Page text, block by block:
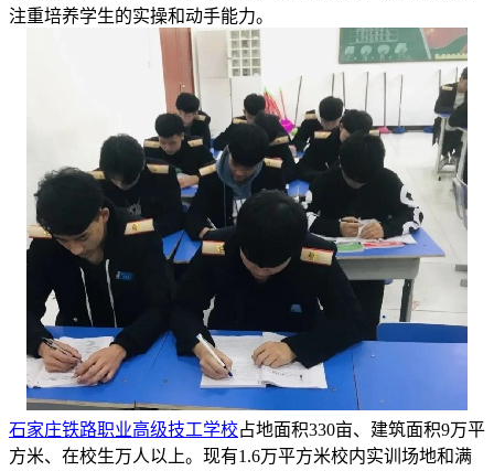
注重培养学生的实操和动手能力。
石家庄铁路职业高级技工学校占地面积330亩、建筑面积9万平
方米、在校生万人以上。现有1.6万平方米校内实训场地和满